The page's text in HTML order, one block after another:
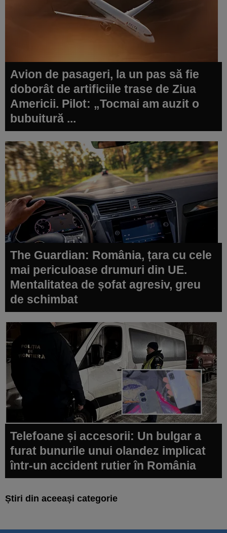
Avion de pasageri, la un pas să fie
doborât de artificiile trase de Ziua
Americii. Pilot: „Tocmai am auzit o
bubuitură ...
The Guardian: România, țara cu cele
mai periculoase drumuri din UE.
Mentalitatea de șofat agresiv, greu
de schimbat
Telefoane și accesorii: Un bulgar a
furat bunurile unui olandez implicat
într-un accident rutier în România
Știri din aceeași categorie